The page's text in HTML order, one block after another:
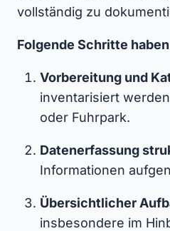
vollständig zu
Folgende Schritte
Vorbereitung und
inventarisiert
oder Fuhrpark.
Datenerfassung
Informationen
Übersichtlicher
insbesondere im